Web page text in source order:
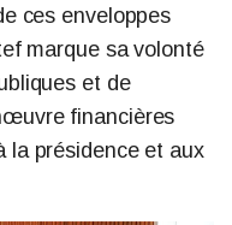
ces enveloppes
marque sa volonté
et de
financières
la présidence et aux